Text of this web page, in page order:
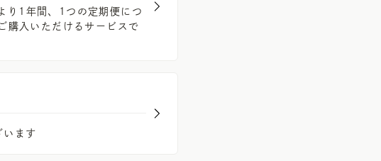
り1年間、1つの定期便につ
購入いただけるサービスで
います